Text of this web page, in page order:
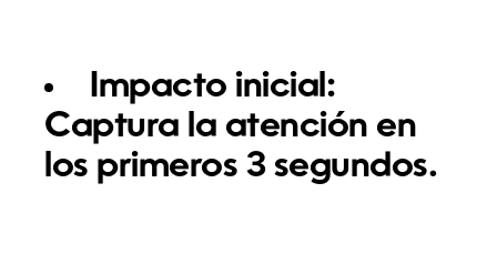
Impacto inicial:
Captura la atención en
los primeros 3 segundos.